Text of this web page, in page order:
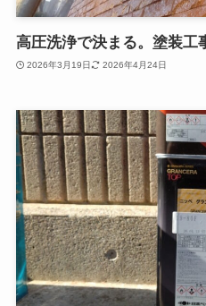
高圧洗浄で決まる。塗装工
2026年3月19日 2026年4月24日